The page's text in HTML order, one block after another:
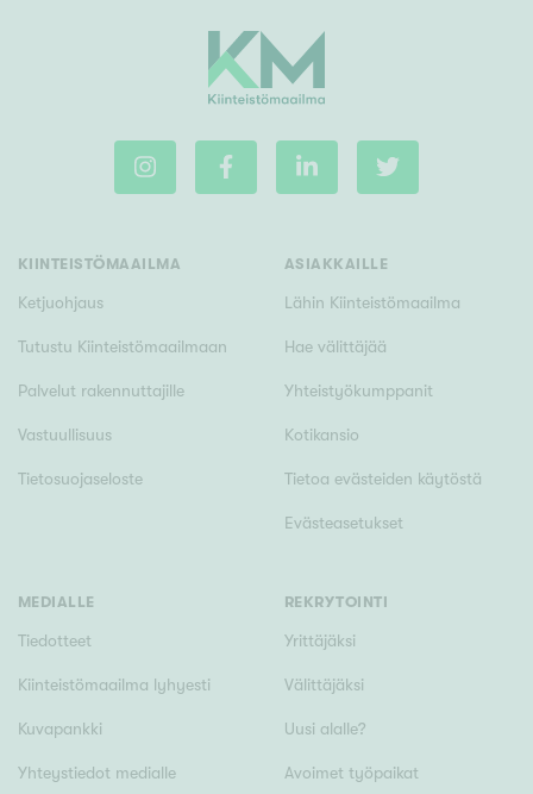
KIINTEISTÖMAAILMA
Ketjuohjaus
Tutustu Kiinteistömaailmaan
Palvelut rakennuttajille
Vastuullisuus
Tietosuojaseloste
ASIAKKAILLE
Lähin Kiinteistömaailma
Hae välittäjää
Yhteistyökumppanit
Kotikansio
Tietoa evästeiden käytöstä
Evästeasetukset
MEDIALLE
Tiedotteet
Kiinteistömaailma lyhyesti
Kuvapankki
Yhteystiedot medialle
REKRYTOINTI
Yrittäjäksi
Välittäjäksi
Uusi alalle?
Avoimet työpaikat